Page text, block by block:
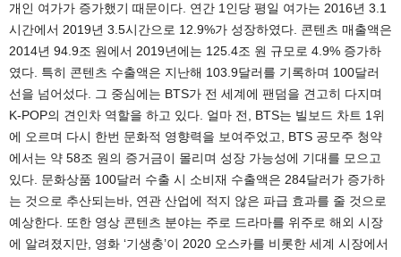
개인 여가가 증가했기 때문이다. 연간 1인당 평일 여가는 2016년 3.1
시간에서 2019년 3.5시간으로 12.9%가 성장하였다. 콘텐츠 매출액은
2014년 94.9조 원에서 2019년에는 125.4조 원 규모로 4.9% 증가하
였다. 특히 콘텐츠 수출액은 지난해 103.9달러를 기록하며 100달러
선을 넘어섰다. 그 중심에는 BTS가 전 세계에 팬덤을 견고히 다지며
K-POP의 견인차 역할을 하고 있다. 얼마 전, BTS는 빌보드 차트 1위
에 오르며 다시 한번 문화적 영향력을 보여주었고, BTS 공모주 청약
에서는 약 58조 원의 증거금이 몰리며 성장 가능성에 기대를 모으고
있다. 문화상품 100달러 수출 시 소비재 수출액은 284달러가 증가하
는 것으로 추산되는바, 연관 산업에 적지 않은 파급 효과를 줄 것으로
예상한다. 또한 영상 콘텐츠 분야는 주로 드라마를 위주로 해외 시장
에 알려졌지만, 영화 ‘기생충’이 2020 오스카를 비롯한 세계 시장에서